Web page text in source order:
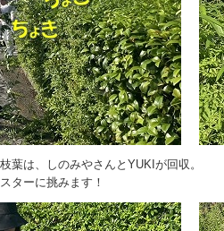
葉は、しのみやさんとYUKIが回収。
ターに挑みます！